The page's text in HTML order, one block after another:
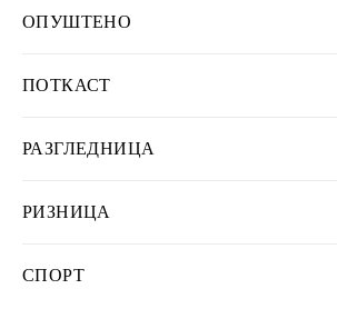
ОПУШТЕНО
ПОТКАСТ
РАЗГЛЕДНИЦА
РИЗНИЦА
СПОРТ